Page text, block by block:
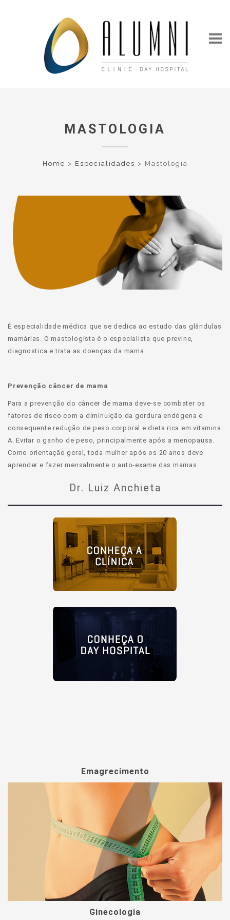
MASTOLOGIA
Home > Especialidades > Mastologia
É especialidade médica que se dedica ao estudo das glândulas
mamárias. O mastologista é o especialista que previne,
diagnostica e trata as doenças da mama.
Prevenção câncer de mama
Para a prevenção do câncer de mama deve-se combater os
fatores de risco com a diminuição da gordura endógena e
consequente redução de peso corporal e dieta rica em vitamina
A. Evitar o ganho de peso, principalmente após a menopausa.
Como orientação geral, toda mulher após os 20 anos deve
aprender e fazer mensalmente o auto-exame das mamas.
Dr. Luiz Anchieta
Emagrecimento
Ginecologia